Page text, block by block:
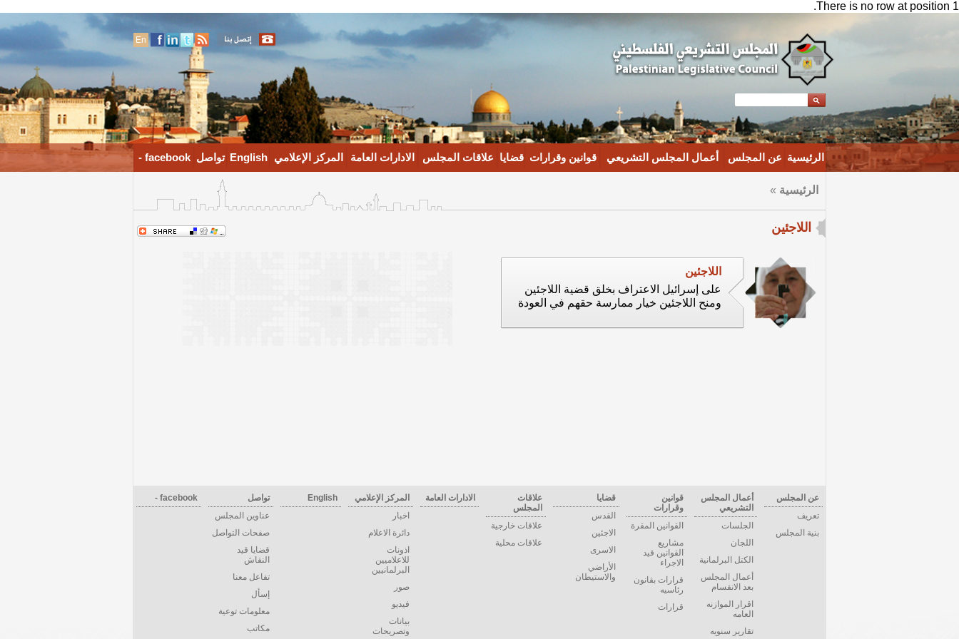
There is no row at position 1.
En
الرئيسية عن المجلس أعمال المجلس التشريعي قوانين وقرارات قضايا علاقات المجلس الادارات العامة المركز الإعلامي English تواصل facebook -
الرئيسية »
اللاجئين
اللاجئين
على إسرائيل الاعتراف بخلق قضية اللاجئين
ومنح اللاجئين خيار ممارسة حقهم في العودة
عن المجلس
تعريف
بنية المجلس
أعمال المجلس
التشريعي
الجلسات
اللجان
الكتل البرلمانية
أعمال المجلس
بعد الانقسام
اقرار الموازنه
العامه
تقارير سنويه
قوانين
وقرارات
القوانين المقرة
مشاريع
القوانين قيد
الاجراء
قرارات بقانون
رئاسيه
قرارات
قضايا
القدس
الاجئين
الاسرى
الأراضي
والاستيطان
علاقات
المجلس
علاقات خارجية
علاقات محلية
الادارات العامة
المركز الإعلامي
اخبار
دائرة الاعلام
اذونات
للاعلاميين
البرلمانيين
صور
فيديو
بيانات
وتصريحات
English
تواصل
عناوين المجلس
صفحات التواصل
قضايا قيد
النقاش
تفاعل معنا
إسأل
معلومات توعية
مكاتب
facebook -